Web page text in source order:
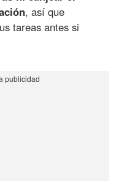
, así que
tareas antes si